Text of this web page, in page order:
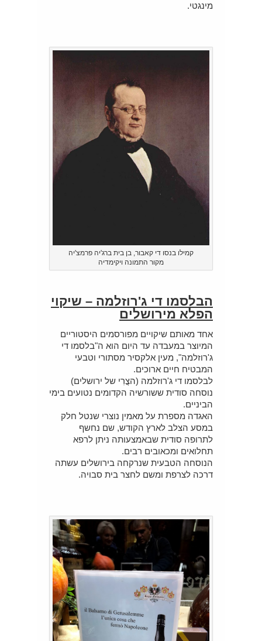
מינגטי.
קמילו בנסו די קאבור, בן בית ברג'יה פרמצ'יה
מקור התמונה ויקימדיה
הבלסמו די ג'רוזלמה – שיקוי
הפלא מירושלים
אחד מאותם שיקויים מפורסמים היסטוריים
המיוצר במעבדה עד היום הוא ה"בלסמו די
ג'רוזלמה", מעין אלקסיר מסתורי וטבעי
המבטיח חיים ארוכים.
לבלסמו די ג'רוזלמה (הצֳרִי של ירושלים)
נוסחה סודית ששורשיה הקדומים נטועים בימי
הביניים.
האגדה מספרת על מאמין נוצרי שנטל חלק
במסע הצלב לארץ הקודש, שם נחשף
לתרופה סודית שבאמצעותה ניתן לרפא
תחלואים ומכאובים רבים.
הנוסחה הטבעית שנרקחה בירושלים עשתה
דרכה לצרפת ומשם לחצר בית סבויה.